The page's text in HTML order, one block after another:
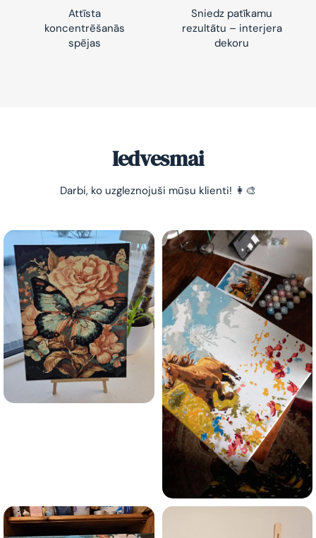
Attīsta
koncentrēšanās
spējas
Sniedz patīkamu
rezultātu – interjera
dekoru
Iedvesmai
Darbi, ko uzgleznojuši mūsu klienti! 👩‍🎨